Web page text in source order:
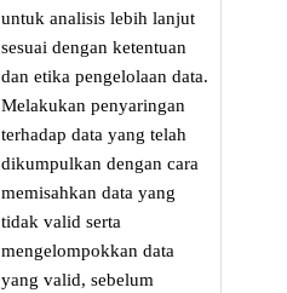
untuk analisis lebih lanjut
sesuai dengan ketentuan
dan etika pengelolaan data.
Melakukan penyaringan
terhadap data yang telah
dikumpulkan dengan cara
memisahkan data yang
tidak valid serta
mengelompokkan data
yang valid, sebelum